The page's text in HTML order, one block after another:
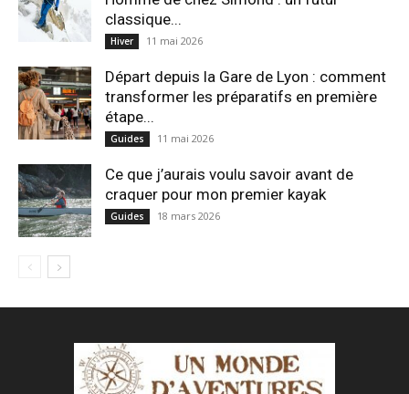
classique...
Hiver 11 mai 2026
Départ depuis la Gare de Lyon : comment
transformer les préparatifs en pre⁠mière
étape...
Guides 11 mai 2026
Ce que j’aurais voulu savoir avant de
craquer pour mon premier kayak
Guides 18 mars 2026